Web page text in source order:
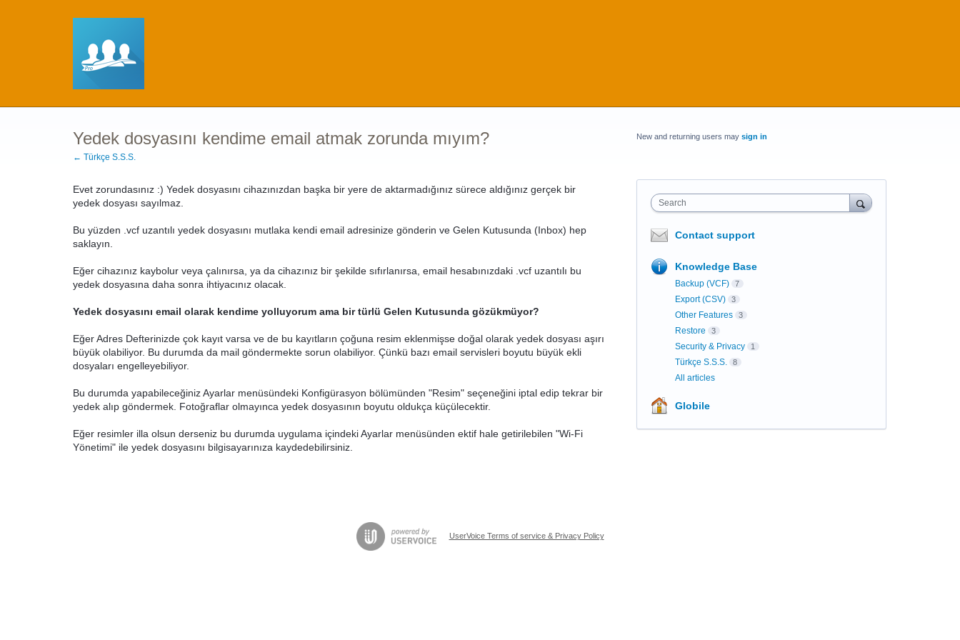
Yedek dosyasını kendime email atmak zorunda mıyım?
← Türkçe S.S.S.
Evet zorundasınız :) Yedek dosyasını cihazınızdan başka bir yere de aktarmadığınız sürece aldığınız gerçek bir
yedek dosyası sayılmaz.
Bu yüzden .vcf uzantılı yedek dosyasını mutlaka kendi email adresinize gönderin ve Gelen Kutusunda (Inbox) hep
saklayın.
Eğer cihazınız kaybolur veya çalınırsa, ya da cihazınız bir şekilde sıfırlanırsa, email hesabınızdaki .vcf uzantılı bu
yedek dosyasına daha sonra ihtiyacınız olacak.
Yedek dosyasını email olarak kendime yolluyorum ama bir türlü Gelen Kutusunda gözükmüyor?
Eğer Adres Defterinizde çok kayıt varsa ve de bu kayıtların çoğuna resim eklenmişse doğal olarak yedek dosyası aşırı
büyük olabiliyor. Bu durumda da mail göndermekte sorun olabiliyor. Çünkü bazı email servisleri boyutu büyük ekli
dosyaları engelleyebiliyor.
Bu durumda yapabileceğiniz Ayarlar menüsündeki Konfigürasyon bölümünden "Resim" seçeneğini iptal edip tekrar bir
yedek alıp göndermek. Fotoğraflar olmayınca yedek dosyasının boyutu oldukça küçülecektir.
Eğer resimler illa olsun derseniz bu durumda uygulama içindeki Ayarlar menüsünden ektif hale getirilebilen "Wi-Fi
Yönetimi" ile yedek dosyasını bilgisayarınıza kaydedebilirsiniz.
New and returning users may sign in
Search
Contact support
Knowledge Base
Backup (VCF) 7
Export (CSV) 3
Other Features 3
Restore 3
Security & Privacy 1
Türkçe S.S.S. 8
All articles
Globile
UserVoice Terms of service & Privacy Policy